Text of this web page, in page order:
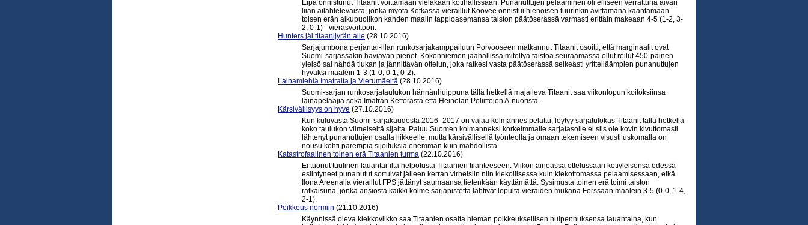
Eipä onnistunut Titaanit voittamaan vieläkään kotihallissaan. Punanuttujen pelaaminen oli eiliseen verrattuna aivan
liian ailahtelevaista, jonka myötä Kotkassa vieraillut Koovee onnistui hienoisen tuurinkin avittamana kääntämään
toisen erän alkupuolikon kahden maalin tappioasemansa taiston päätöserässä varmasti erittäin makeaan 4-5 (1-2, 3-
2, 0-1) –vierasvoittoon.
Hunters jäi titaanijyrän alle (28.10.2016)
Sarjajumbona perjantai-illan runkosarjakamppailuun Porvooseen matkannut Titaanit osoitti, että marginaalit ovat
Suomi-sarjassakin häviävän pienet. Kokonniemen jäähallissa miteltyä taistoa seuraamassa ollut reilut 450-päinen
yleisö sai nähdä tiukan ja jännittävän ottelun, joka ratkesi vasta päätöserässä selkeästi yritteliäämpien punanuttujen
hyväksi maalein 1-3 (1-0, 0-1, 0-2).
Lainamiehiä Imatralta ja Vierumäeltä (28.10.2016)
Suomi-sarjan runkosarjataulukon hännänhuippuna tällä hetkellä majaileva Titaanit saa viikonlopun koitoksiinsa
lainapelaajia sekä Imatran Ketterästä että Heinolan Peliittojen A-nuorista.
Kärsivällisyys on hyve (27.10.2016)
Kun kuluvasta Suomi-sarjakaudesta 2016–2017 on vajaa kolmannes pelattu, löytyy sarjatulokas Titaanit tällä hetkellä
koko taulukon viimeiseltä sijalta. Paluu Suomen kolmanneksi korkeimmalle sarjatasolle ei siis ole kovin kivuttomasti
lähtenyt punanuttujen osalta liikkeelle, mutta kärsivällisellä työnteolla ja omaan tekemiseen visusti uskomalla on
nousu kohti parempia sijoituksia enemmän kuin mahdollista.
Katastrofaalinen toinen erä Titaanien turma (22.10.2016)
Ei tuonut tuulinen lauantai-ilta helpotusta Titaanien tilanteeseen. Viikon ainoassa ottelussaan kotiyleisönsä edessä
esiintyneet punanutut sortuivat jälleen kerran virheisiin niin kiekollisessa kuin kiekottomassa pelaamisessaan, eikä
Ilona Areenalla vieraillut FPS jättänyt saumaansa tietenkään käyttämättä. Sysimusta toinen erä toimi taiston
ratkaisuna, jonka ansiosta kaikki kolme sarjapistettä lähtivät lopulta vieraiden mukana Forssaan maalein 3-5 (0-0, 1-4,
2-1).
Poikkeus normiin (21.10.2016)
Käynnissä oleva kiekkoviikko saa Titaanien osalta hieman poikkeuksellisen huipennuksensa lauantaina, kun